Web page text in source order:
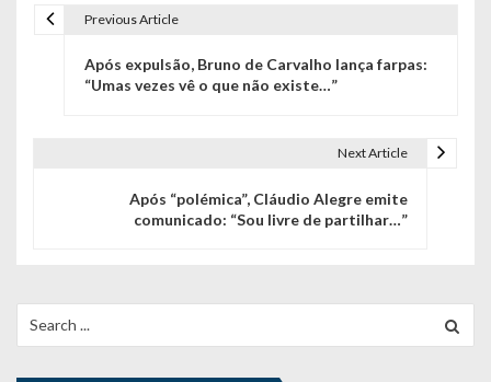
ã
o
Previous Article
Após expulsão, Bruno de Carvalho lança farpas:
“Umas vezes vê o que não existe…”
Next Article
Após “polémica”, Cláudio Alegre emite
comunicado: “Sou livre de partilhar…”
for: